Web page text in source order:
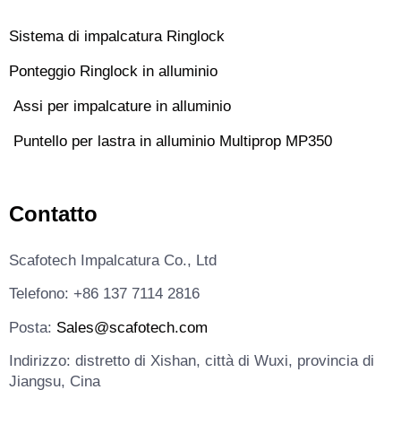
Sistema di impalcatura Ringlock
Ponteggio Ringlock in alluminio
Assi per impalcature in alluminio
Puntello per lastra in alluminio Multiprop MP350
Contatto
Scafotech Impalcatura Co., Ltd
Telefono: +86 137 7114 2816
Posta: Sales@scafotech.com
Indirizzo: distretto di Xishan, città di Wuxi, provincia di
Jiangsu, Cina